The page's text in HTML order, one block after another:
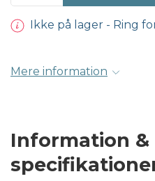
Ikke på lager - Ring
Mere information
Information &